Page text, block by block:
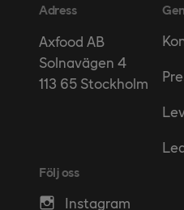
Adress
Axfood AB
Solnavägen 4
113 65 Stockholm
Följ oss
Instagram